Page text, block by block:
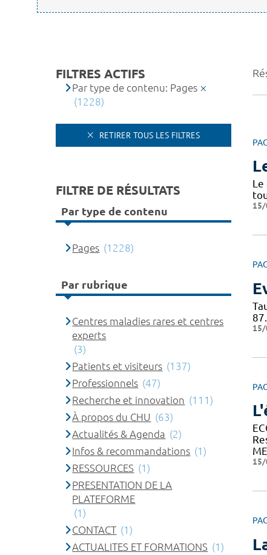
FILTRES ACTIFS
Par type de contenu: Pages
(1228)
RETIRER TOUS LES FILTRES
FILTRE DE RÉSULTATS
Par type de contenu
Pages (1228)
Par rubrique
Centres maladies rares et centres
experts
(3)
Patients et visiteurs (137)
Professionnels (47)
Recherche et innovation (111)
À propos du CHU (63)
Actualités & Agenda (2)
Infos & recommandations (1)
RESSOURCES (1)
PRESENTATION DE LA
PLATEFORME
(1)
CONTACT (1)
ACTUALITES ET FORMATIONS (1)